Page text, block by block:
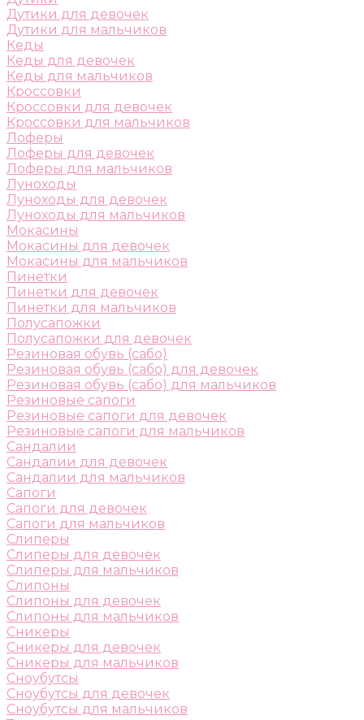
Дутики для девочек
Дутики для мальчиков
Кеды
Кеды для девочек
Кеды для мальчиков
Кроссовки
Кроссовки для девочек
Кроссовки для мальчиков
Лоферы
Лоферы для девочек
Лоферы для мальчиков
Луноходы
Луноходы для девочек
Луноходы для мальчиков
Мокасины
Мокасины для девочек
Мокасины для мальчиков
Пинетки
Пинетки для девочек
Пинетки для мальчиков
Полусапожки
Полусапожки для девочек
Резиновая обувь (сабо)
Резиновая обувь (сабо) для девочек
Резиновая обувь (сабо) для мальчиков
Резиновые сапоги
Резиновые сапоги для девочек
Резиновые сапоги для мальчиков
Сандалии
Сандалии для девочек
Сандалии для мальчиков
Сапоги
Сапоги для девочек
Сапоги для мальчиков
Слиперы
Слиперы для девочек
Слиперы для мальчиков
Слипоны
Слипоны для девочек
Слипоны для мальчиков
Сникеры
Сникеры для девочек
Сникеры для мальчиков
Сноубутсы
Сноубутсы для девочек
Сноубутсы для мальчиков